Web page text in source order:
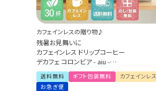
カフェインレスの贈り物♪
残暑お見舞いに
カフェインレス ドリップコーヒー
デカフェ コロンビア - aiu -
30杯ギフトセット
プレゼント/ 出産祝い
送料無料 ギフト包装無料
カフェインレス
お急ぎ便